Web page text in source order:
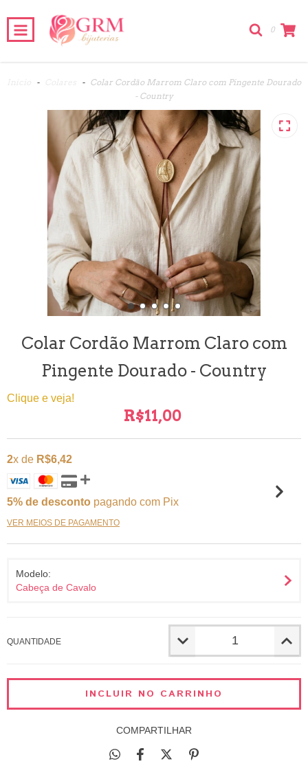
0
- - Colar Cordão Marrom Claro com Pingente Dourado
- Country
Colar Cordão Marrom Claro com
Pingente Dourado - Country
Clique e veja!
R$11,00
2x de R$6,42
5% de desconto pagando com Pix
VER MEIOS DE PAGAMENTO
Modelo:
Cabeça de Cavalo
QUANTIDADE
COMPARTILHAR